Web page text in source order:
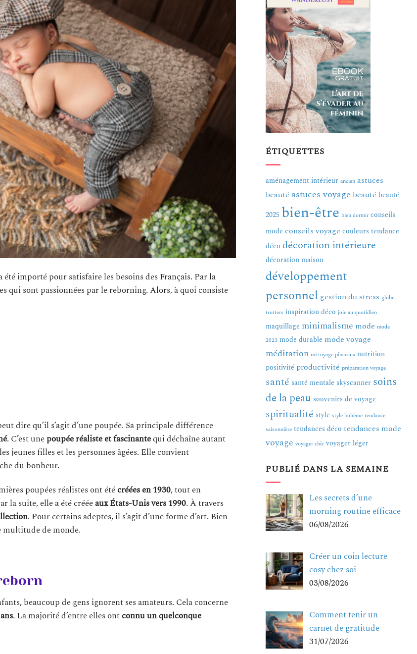
importé pour satisfaire les besoins des Français. Par la
qui sont passionnées par le reborning. Alors, à quoi consiste
dire qu’il s’agit d’une poupée. Sa principale différence
. C’est unepoupée réaliste et fascinantequi déchaîne autant
jeunes filles et les personnes âgées. Elle convient
du bonheur.
poupées réalistes ont étécréées en 1930, tout en
la suite, elle a été crééeaux États-Unis vers 1990. À travers
. Pour certains adeptes, il s’agit d’une forme d’art. Bien
multitude de monde.
beaucoup de gens ignorent ses amateurs. Cela concerne
. La majorité d’entre elles ontconnu un quelconque
ÉTIQUETTES
aménagement intérieur ancien astuces
beauté astuces voyage beauté beauté
2025 bien-être bien dormir conseils
mode conseils voyage couleurs tendance
déco décoration intérieure
décoration maison
développement
personnel gestion du stress globe-
trotters inspiration déco joie au quotidien
maquillage minimalisme mode mode
2023 mode durable mode voyage
méditation nettoyage pinceaux nutrition
positivité productivité préparation voyage
santé santé mentale skyscanner soins
de la peau souvenirs de voyage
spiritualité style style bohème tendance
saisonnière tendances déco tendances mode
voyage voyager chic voyager léger
PUBLIÉ DANS LA SEMAINE
Les secrets d’une
morning routine efficace
06/08/2026
Créer un coin lecture
cosy chez soi
03/08/2026
Comment tenir un
carnet de gratitude
31/07/2026